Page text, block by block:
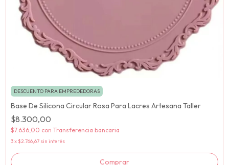
DESCUENTO PARA EMPREDEDORAS
Base De Silicona Circular Rosa Para Lacres Artesana Taller
$8.300,00
$7.636,00 con Transferencia bancaria
3x $2.766,67 sin interés